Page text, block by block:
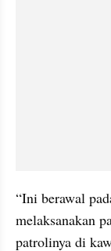
“Ini berawal
melaksanakan
patrolinya di